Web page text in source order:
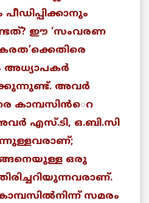
ഈ ‘സംവരണ
അധ്യാപകര്‍
അവര്‍
കാമ്പസിന്‍െറ
എസ്.ടി, ഒ.ബി.സി
ഒരു
സമരം